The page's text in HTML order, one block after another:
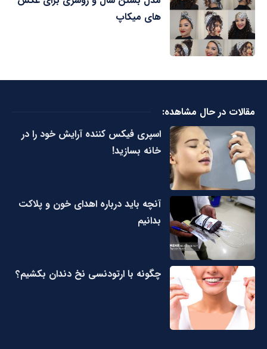
های میکاپ
مقالات در حال مشاهده:
اسپری فیکس کننده آرایش خود را در
خانه بسازید!
آنچه باید درباره اهدای خون و پلاکت
بدانیم
چگونه با ارتودنسی نخ دندان بکشیم؟